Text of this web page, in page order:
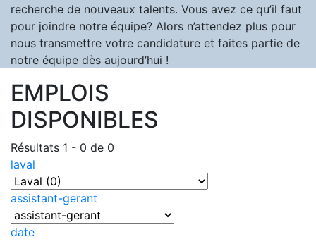
recherche de nouveaux talents. Vous avez ce qu’il faut
pour joindre notre équipe? Alors n’attendez plus pour
nous transmettre votre candidature et faites partie de
notre équipe dès aujourd’hui !
EMPLOIS
DISPONIBLES
Résultats 1 - 0 de 0
laval
assistant-gerant
date